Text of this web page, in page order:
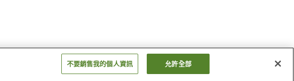
不要銷售我的個人資訊 允許全部